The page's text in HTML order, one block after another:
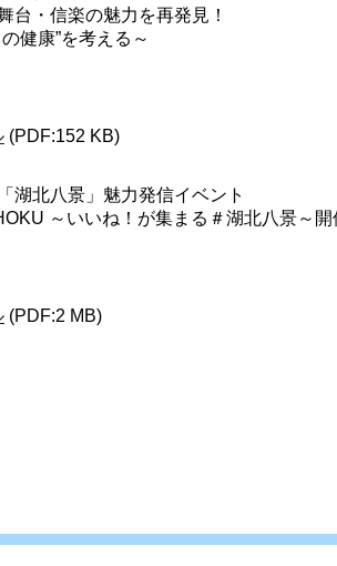
台・信楽の魅力を再発見！
健康”を考える～
(PDF:152 KB)
湖北八景」魅力発信イベント
～いいね！が集まる＃湖北八景～開
(PDF:2 MB)